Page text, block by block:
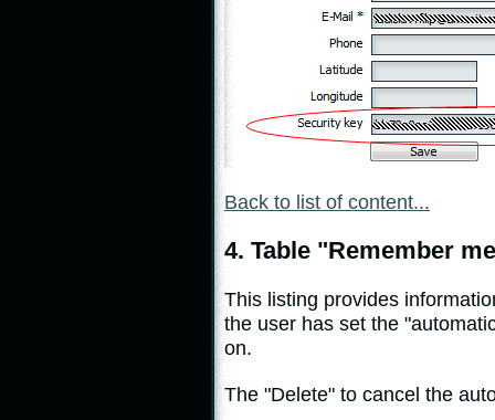
Back to list of content...
4. Table "Remember
This listing provides
the user has set the
on.
The "Delete" to cancel the